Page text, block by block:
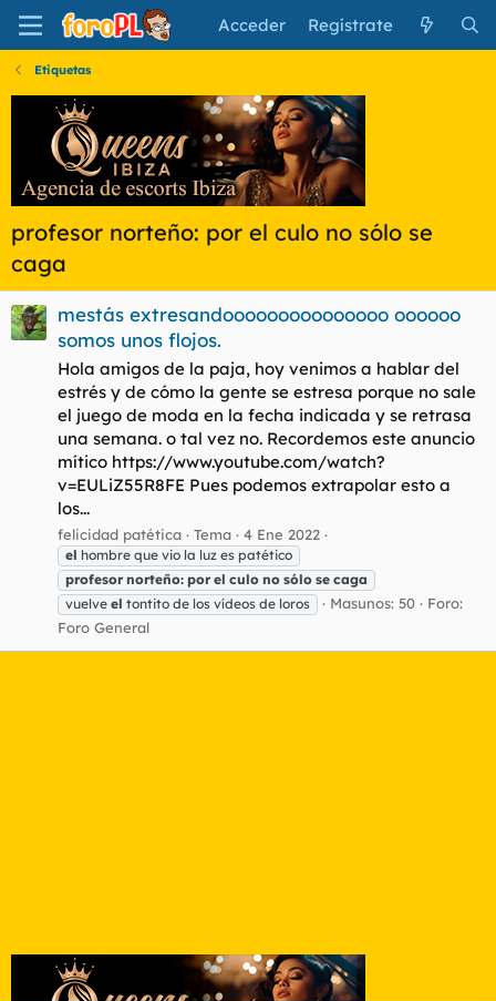
Acceder Regístrate
Etiquetas
profesor norteño: por el culo no sólo se
caga
mestás extresandooooooooooooooo oooooo
somos unos flojos.
Hola amigos de la paja, hoy venimos a hablar del
estrés y de cómo la gente se estresa porque no sale
el juego de moda en la fecha indicada y se retrasa
una semana. o tal vez no. Recordemos este anuncio
mítico https://www.youtube.com/watch?
v=EULiZ55R8FE Pues podemos extrapolar esto a
los...
felicidad patética Tema 4 Ene 2022
el hombre que vio la luz es patético
profesor norteño: por el culo no sólo se caga
vuelve el tontito de los vídeos de loros Masunos: 50
Foro:
Foro General